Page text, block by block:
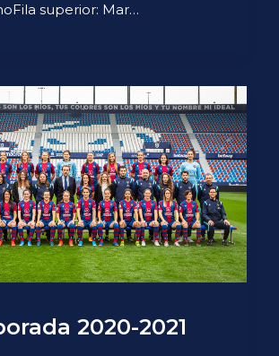
superior: Mar…
2020-2021